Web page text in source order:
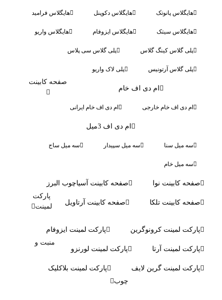
هایگلاس پانوتک هایگلاس دکوپنل هایگلاس فرامید
هایگلاس سیتک هایگلاس ایزوفام هایگلاس واریو
پلی گلاس کینگ گلاس پلی گلاس سی پلاس
پلی گلاس آرتونیس پلی لاک واریو
ام دی اف خام
ام دی اف خام خارجی ام دی اف خام ایرانی
ام دی اف 3میل
سه میل سنا سه میل سپیدار سه میل ساج
سه میل خام
صفحه کابینت
صفحه کابینت نوا صفحه کابینت آسیاچوب البرز
صفحه کابینت تلکا صفحه کابینت آرتاویل
پارکت
لمینت
پارکت لمینت کرونوگرین پارکت لمینت ایزوفام
پارکت لمینت آرتا پارکت لمینت لورنزو
پارکت لمینت گرین لایف پارکت لمینت بلاکلیک
منبت و
چوب